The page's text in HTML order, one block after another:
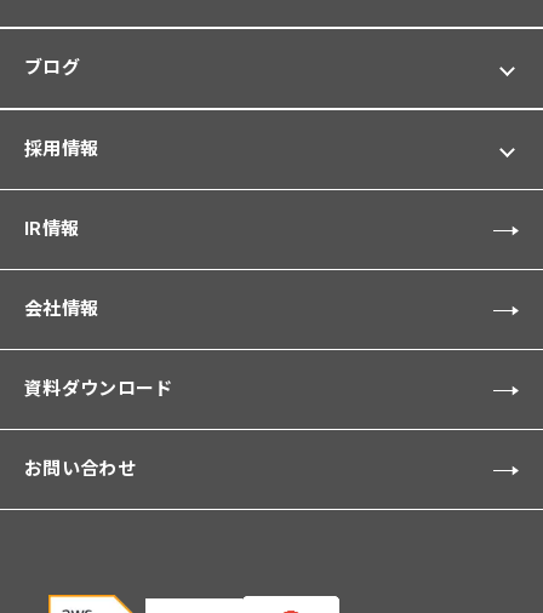
ブログ
採用情報
IR情報
会社情報
資料ダウンロード
お問い合わせ